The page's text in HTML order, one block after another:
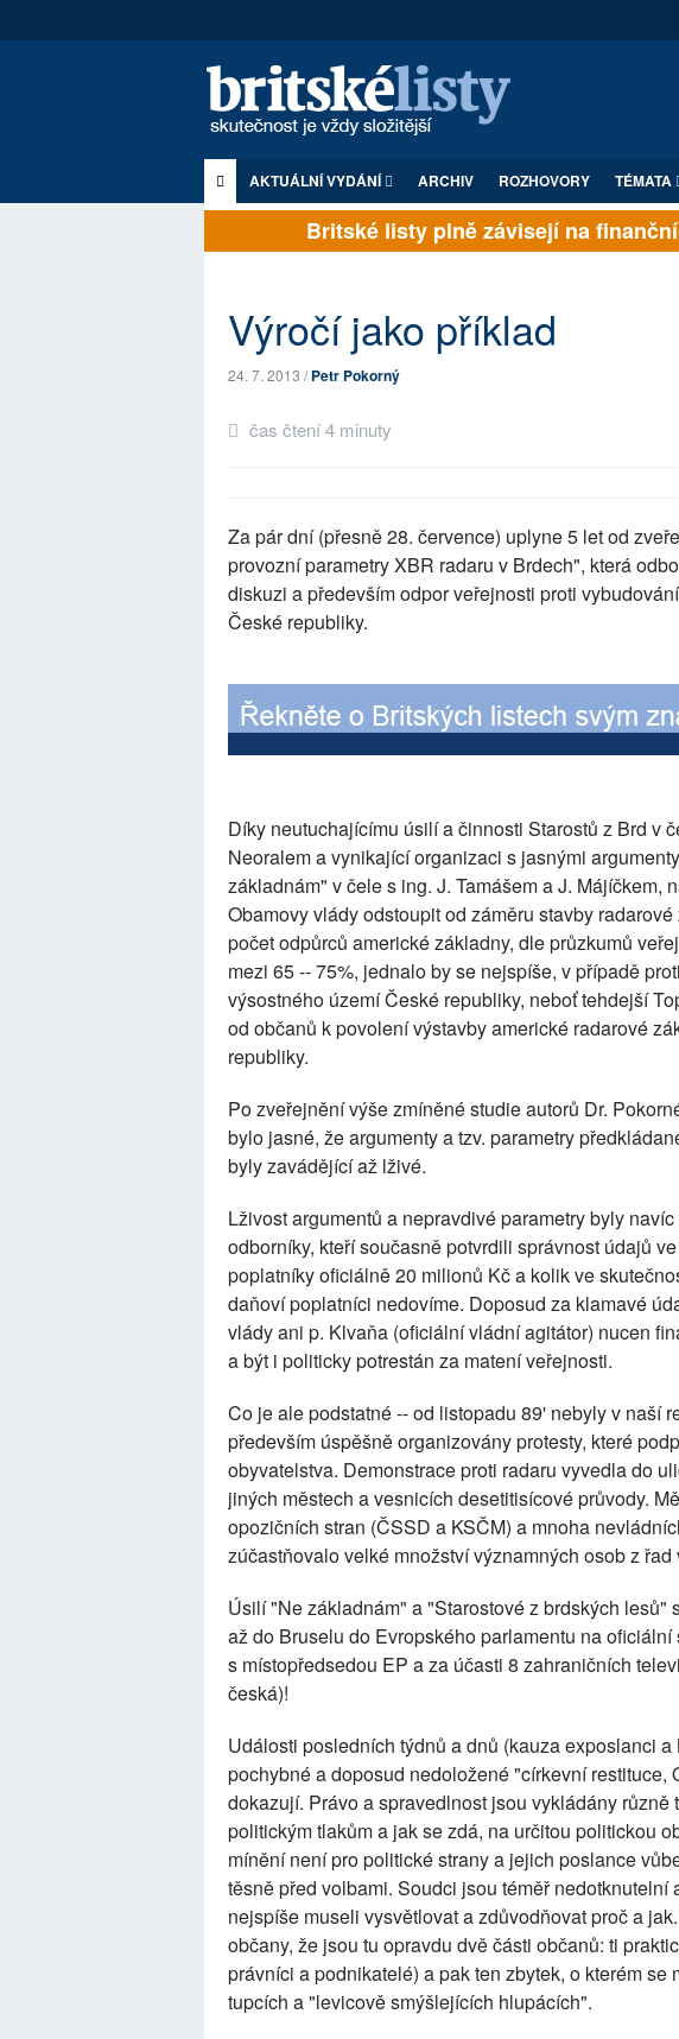
AKTUÁLNÍ VYDÁNÍ ARCHIV ROZHOVORY TÉMATA
Britské listy plně závisejí na
Výročí jako příklad
24. 7. 2013 /Petr Pokorný
čas čtení 4 minuty
Za pár dní (přesně 28. července) uplyne 5 let od
provozní parametry XBR radaru v Brdech", která
diskuzi a především odpor veřejnosti proti
České republiky.
Díky neutuchajícímu úsilí a činnosti Starostů z Brd v
Neoralem a vynikající organizaci s jasnými
základnám" v čele s ing. J. Tamášem a J. Májíčkem,
Obamovy vlády odstoupit od záměru stavby
počet odpůrců americké základny, dle průzkumů
mezi 65 -- 75%, jednalo by se nejspíše, v případě
výsostného území České republiky, neboť tehdejší
od občanů k povolení výstavby americké radarové
republiky.
Po zveřejnění výše zmíněné studie autorů Dr.
bylo jasné, že argumenty a tzv. parametry
byly zavádějící až lživé.
Lživost argumentů a nepravdivé parametry byly
odborníky, kteří současně potvrdili správnost údajů
poplatníky oficiálně 20 milionů Kč a kolik ve
daňoví poplatníci nedovíme. Doposud za klamavé
vlády ani p. Klvaňa (oficiální vládní agitátor) nucen
a být i politicky potrestán za matení veřejnosti.
Co je ale podstatné -- od listopadu 89' nebyly v naší
především úspěšně organizovány protesty, které
obyvatelstva. Demonstrace proti radaru vyvedla do
jiných městech a vesnicích desetitisícové průvody.
opozičních stran (ČSSD a KSČM) a mnoha
zúčastňovalo velké množství významných osob z
Úsilí "Ne základnám" a "Starostové z brdských lesů"
až do Bruselu do Evropského parlamentu na
s místopředsedou EP a za účasti 8 zahraničních
česká)!
Události posledních týdnů a dnů (kauza exposlanci
pochybné a doposud nedoložené "církevní restituce,
dokazují. Právo a spravedlnost jsou vykládány různě
politickým tlakům a jak se zdá, na určitou politickou
mínění není pro politické strany a jejich poslance
těsně před volbami. Soudci jsou téměř
nejspíše museli vysvětlovat a zdůvodňovat proč a
občany, že jsou tu opravdu dvě části občanů: ti
právníci a podnikatelé) a pak ten zbytek, o kterém
tupcích a "levicově smýšlejících hlupácích".